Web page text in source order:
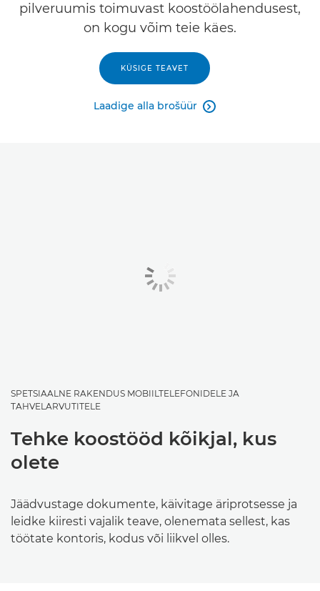
pilveruumis toimuvast koostöölahendusest,
on kogu võim teie käes.
KÜSIGE TEAVET
Laadige alla brošüür 
SPETSIAALNE RAKENDUS MOBIILTELEFONIDELE JA
TAHVELARVUTITELE
Tehke koostööd kõikjal, kus
olete
Jäädvustage dokumente, käivitage äriprotsesse ja
leidke kiiresti vajalik teave, olenemata sellest, kas
töötate kontoris, kodus või liikvel olles.